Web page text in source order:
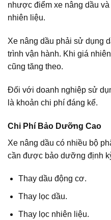
nhược điểm xe nâng dầu
nhiên liệu.
Xe nâng dầu phải sử dụng
trình vận hành. Khi giá
cũng tăng theo.
Đối với doanh nghiệp sử
là khoản chi phí đáng kể.
Chi Phí Bảo Dưỡng Cao
Xe nâng dầu có nhiều bộ
cần được bảo dưỡng định
Thay dầu động cơ.
Thay lọc dầu.
Thay lọc nhiên liệu.